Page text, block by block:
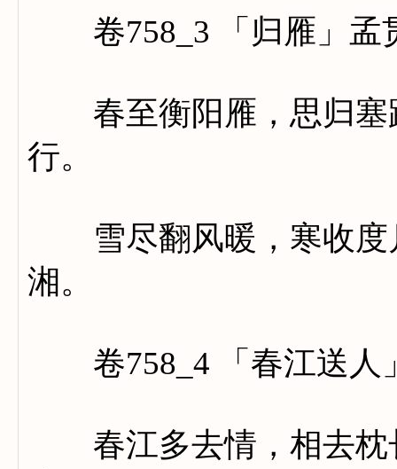
卷758_3 「归雁」孟
春至衡阳雁，思归塞
行。
雪尽翻风暖，寒收度
湘。
卷758_4 「春江送人
春江多去情，相去枕